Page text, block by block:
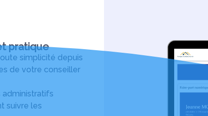
pratique
simplicité depuis
de votre conseiller
suivre les